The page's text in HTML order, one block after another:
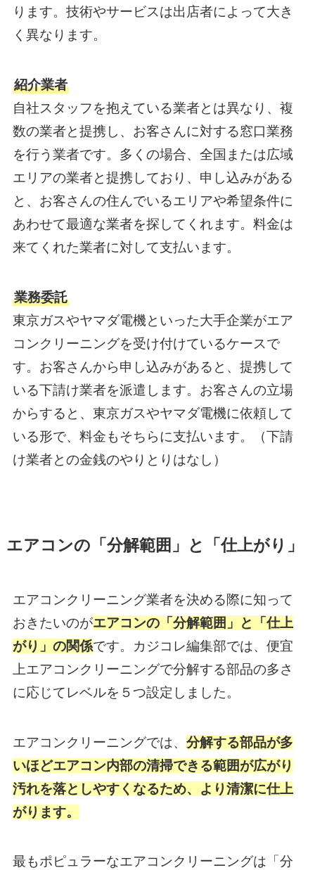
ります。技術やサービスは出店者によって大き
く異なります。
紹介業者
自社スタッフを抱えている業者とは異なり、複
数の業者と提携し、お客さんに対する窓口業務
を行う業者です。多くの場合、全国または広域
エリアの業者と提携しており、申し込みがある
と、お客さんの住んでいるエリアや希望条件に
あわせて最適な業者を探してくれます。料金は
来てくれた業者に対して支払います。
業務委託
東京ガスやヤマダ電機といった大手企業がエア
コンクリーニングを受け付けているケースで
す。お客さんから申し込みがあると、提携して
いる下請け業者を派遣します。お客さんの立場
からすると、東京ガスやヤマダ電機に依頼して
いる形で、料金もそちらに支払います。（下請
け業者との金銭のやりとりはなし）
エアコンの「分解範囲」と「仕上がり」
エアコンクリーニング業者を決める際に知って
おきたいのがエアコンの「分解範囲」と「仕上
がり」の関係です。カジコレ編集部では、便宜
上エアコンクリーニングで分解する部品の多さ
に応じてレベルを５つ設定しました。
エアコンクリーニングでは、 分解する部品が多
いほどエアコン内部の清掃できる範囲が広がり
汚れを落としやすくなるため、より清潔に仕上
がります。
最もポピュラーなエアコンクリーニングは「分